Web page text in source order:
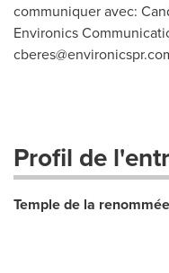
communiquer avec:
Environics
Profil de
Temple de la